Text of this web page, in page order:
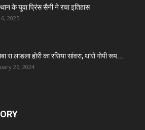
के युवा प्रिंस सैनी ने रचा इतिहास
2025
रा लाडला होरी का रसिया सांवरा, थांरो गोपी रूप...
26, 2024